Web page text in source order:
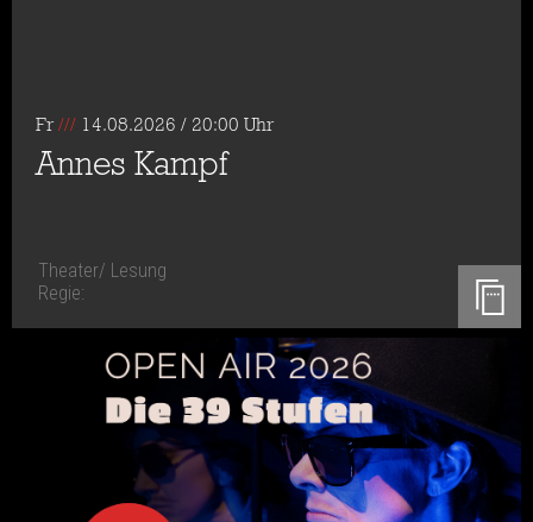
Fr /// 14.08.2026 / 20:00 Uhr
Annes Kampf
Theater/ Lesung
Regie: